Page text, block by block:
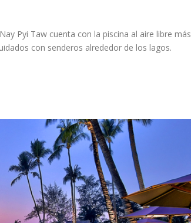
Pyi Taw cuenta con la piscina al aire libre más
con senderos alrededor de los lagos.